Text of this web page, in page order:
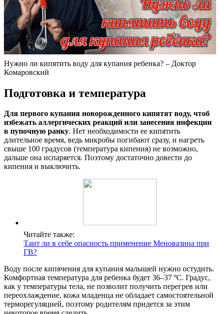
Нужно ли кипятить воду для купания ребенка? – Доктор
Комаровский
Подготовка и температура
Для первого купания новорожденного кипятят воду, чтоб
избежать аллергических реакций или занесения инфекции
в пупочную ранку. Нет необходимости ее кипятить
длительное время, ведь микробы погибают сразу, и нагреть
свыше 100 градусов (температура кипения) не возможно,
дальше она испаряется. Поэтому достаточно довести до
кипения и выключить.
Читайте также:
Таит ли в себе опасность применение Меновазина при
ГВ?
Воду после кипячения для купания малышей нужно остудить.
Комфортная температура для ребенка будет 36–37 ºС. Градус,
как у температуры тела, не позволит получить перегрев или
переохлаждение, кожа младенца не обладает самостоятельной
терморегуляцией, поэтому родителям придется за этим